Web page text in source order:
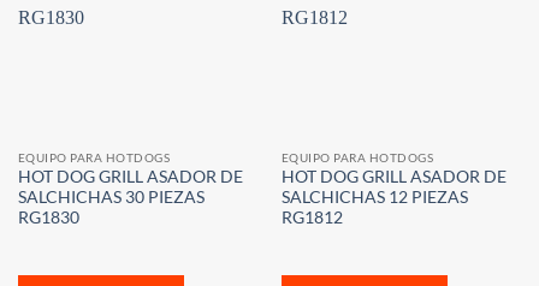
EQUIPO PARA HOTDOGS
HOT DOG GRILL ASADOR DE
SALCHICHAS 30 PIEZAS
RG1830
EQUIPO PARA HOTDOGS
HOT DOG GRILL ASADOR DE
SALCHICHAS 12 PIEZAS
RG1812